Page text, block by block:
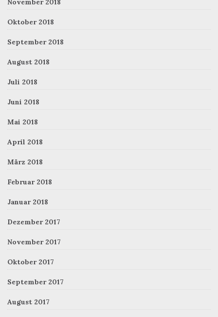
November 2018
Oktober 2018
September 2018
August 2018
Juli 2018
Juni 2018
Mai 2018
April 2018
März 2018
Februar 2018
Januar 2018
Dezember 2017
November 2017
Oktober 2017
September 2017
August 2017